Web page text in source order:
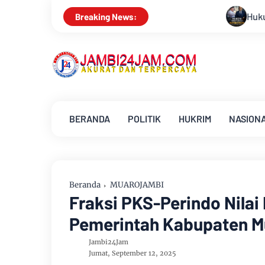
Breaking News:
Hukum Tidak Tunduk pada Persepsi:
BERANDA POLITIK HUKRIM
Beranda MUAROJAMBI
Fraksi PKS-Perindo
Pemerintah Kabupaten
Jambi24Jam
Jumat, September 12, 2025